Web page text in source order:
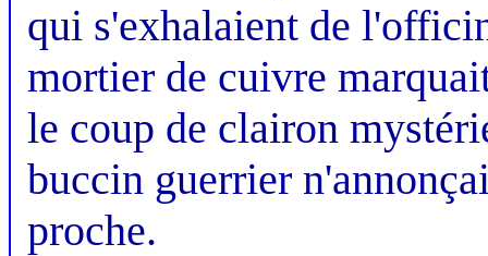
qui s'exhalaient de
mortier de cuivre
le coup de clairon
buccin guerrier
proche.